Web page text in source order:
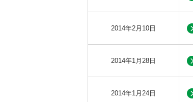
2014年2月10日
2014年1月28日
2014年1月24日